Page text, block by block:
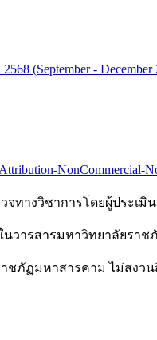
(September - December
NonCommercial-
ทางวิชาการโดยผู้ประเมิ
วารสารมหาวิทยาลัยรา
ชภัฏมหาสารคาม ไม่สงว